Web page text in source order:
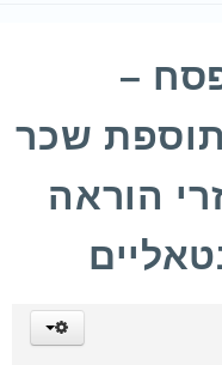
–
שכר
הוראה